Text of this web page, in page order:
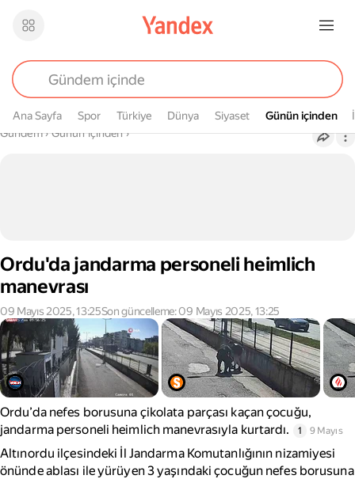
Ana Sayfa Spor Türkiye Dünya Siyaset Günün içinden
Günün içinden
Buradasın
Gündem› Günün içinden›
Ordu'da jandarma personeli heimlich
manevrası
09 Mayıs 2025, 13:25Son güncelleme: 09 Mayıs 2025, 13:25
Ordu’da nefes borusuna çikolata parçası kaçan çocuğu,
jandarma personeli heimlich manevrasıyla kurtardı.
1 9 Mayıs
Altınordu ilçesindeki İl Jandarma Komutanlığının nizamiyesi
önünde ablası ile yürüyen 3 yaşındaki çocuğun nefes borusuna